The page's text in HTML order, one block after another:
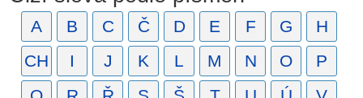
A B C Č D E F G
H
CH
I J K L M N O
P